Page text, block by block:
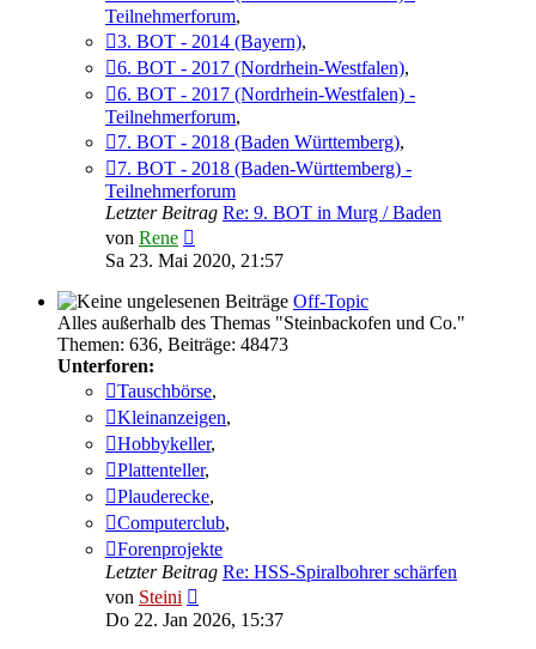
Teilnehmerforum,
3. BOT - 2014 (Bayern),
6. BOT - 2017 (Nordrhein-Westfalen),
6. BOT - 2017 (Nordrhein-Westfalen) -
Teilnehmerforum,
7. BOT - 2018 (Baden Württemberg),
7. BOT - 2018 (Baden-Württemberg) -
Teilnehmerforum
Letzter Beitrag Re: 9. BOT in Murg / Baden
von Rene
Beitrag
Sa 23. Mai 2020, 21:57
Off-Topic
Alles außerhalb des Themas "Steinbackofen und Co."
Themen: 636, Beiträge: 48473
Unterforen:
Tauschbörse,
Kleinanzeigen,
Hobbykeller,
Plattenteller,
Plauderecke,
Computerclub,
Forenprojekte
Letzter Beitrag Re: HSS-Spiralbohrer schärfen
von Steini
Beitrag
Do 22. Jan 2026, 15:37